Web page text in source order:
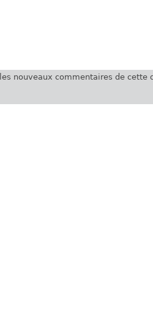
nouveaux commentaires de cette